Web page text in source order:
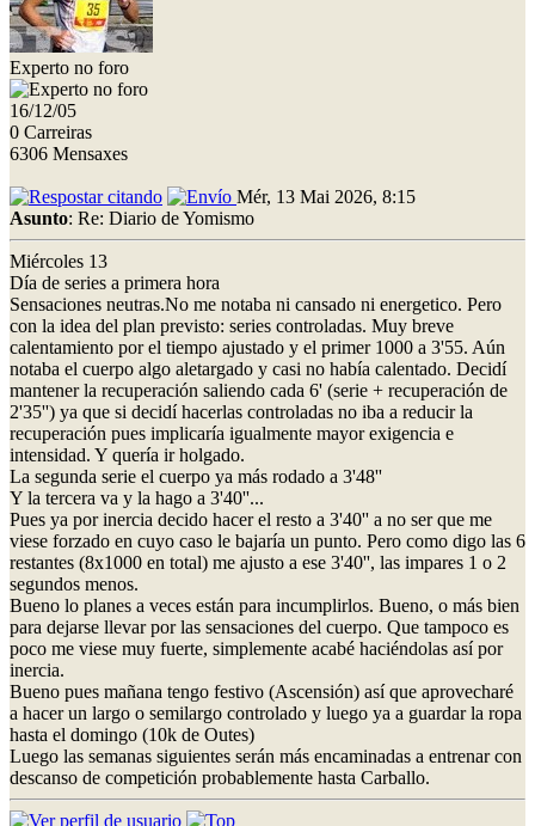
Experto no foro
16/12/05
0 Carreiras
6306 Mensaxes
Mér, 13 Mai 2026, 8:15
Asunto: Re: Diario de Yomismo
Miércoles 13
Día de series a primera hora
Sensaciones neutras.No me notaba ni cansado ni energetico. Pero
con la idea del plan previsto: series controladas. Muy breve
calentamiento por el tiempo ajustado y el primer 1000 a 3'55. Aún
notaba el cuerpo algo aletargado y casi no había calentado. Decidí
mantener la recuperación saliendo cada 6' (serie + recuperación de
2'35'') ya que si decidí hacerlas controladas no iba a reducir la
recuperación pues implicaría igualmente mayor exigencia e
intensidad. Y quería ir holgado.
La segunda serie el cuerpo ya más rodado a 3'48''
Y la tercera va y la hago a 3'40''...
Pues ya por inercia decido hacer el resto a 3'40'' a no ser que me
viese forzado en cuyo caso le bajaría un punto. Pero como digo las 6
restantes (8x1000 en total) me ajusto a ese 3'40'', las impares 1 o 2
segundos menos.
Bueno lo planes a veces están para incumplirlos. Bueno, o más bien
para dejarse llevar por las sensaciones del cuerpo. Que tampoco es
poco me viese muy fuerte, simplemente acabé haciéndolas así por
inercia.
Bueno pues mañana tengo festivo (Ascensión) así que aprovecharé
a hacer un largo o semilargo controlado y luego ya a guardar la ropa
hasta el domingo (10k de Outes)
Luego las semanas siguientes serán más encaminadas a entrenar con
descanso de competición probablemente hasta Carballo.